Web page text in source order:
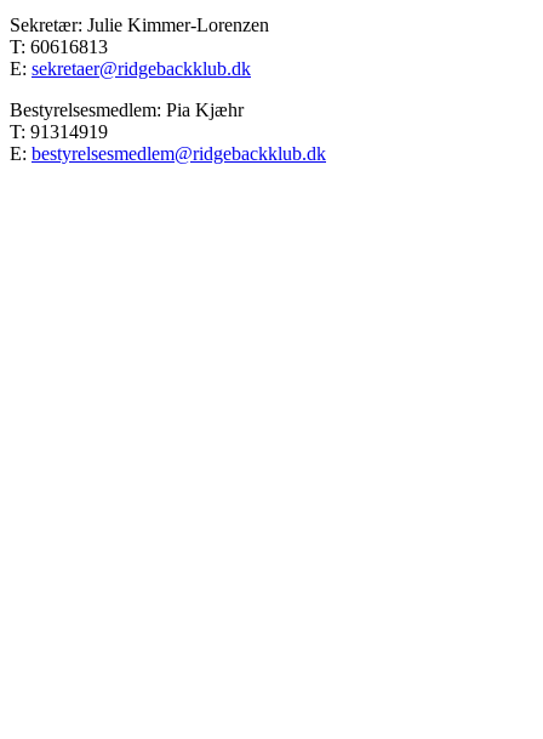
Sekretær: Julie Kimmer-Lorenzen
T: 60616813
E: sekretaer@ridgebackklub.dk
Bestyrelsesmedlem: Pia Kjæhr
T: 91314919
E: bestyrelsesmedlem@ridgebackklub.dk